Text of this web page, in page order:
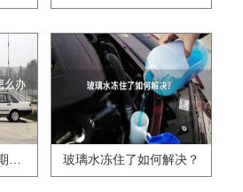
驾驶证到期没有换,逾期怎么办?? 玻璃水冻住了如何解决？